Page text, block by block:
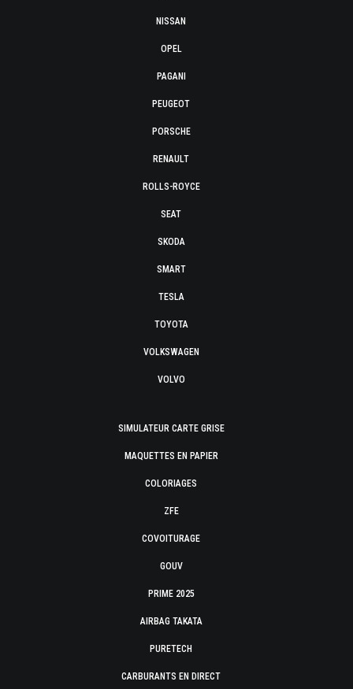
NISSAN
OPEL
PAGANI
PEUGEOT
PORSCHE
RENAULT
ROLLS-ROYCE
SEAT
SKODA
SMART
TESLA
TOYOTA
VOLKSWAGEN
VOLVO
SIMULATEUR CARTE GRISE
MAQUETTES EN PAPIER
COLORIAGES
ZFE
COVOITURAGE
GOUV
PRIME 2025
AIRBAG TAKATA
PURETECH
CARBURANTS EN DIRECT